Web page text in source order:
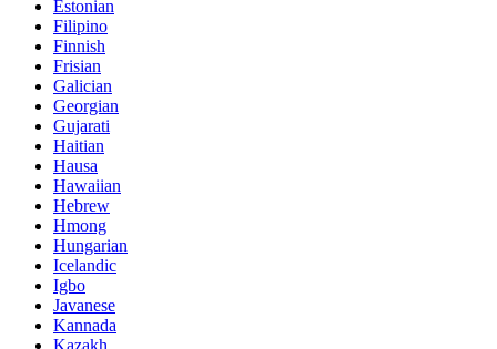
Estonian
Filipino
Finnish
Frisian
Galician
Georgian
Gujarati
Haitian
Hausa
Hawaiian
Hebrew
Hmong
Hungarian
Icelandic
Igbo
Javanese
Kannada